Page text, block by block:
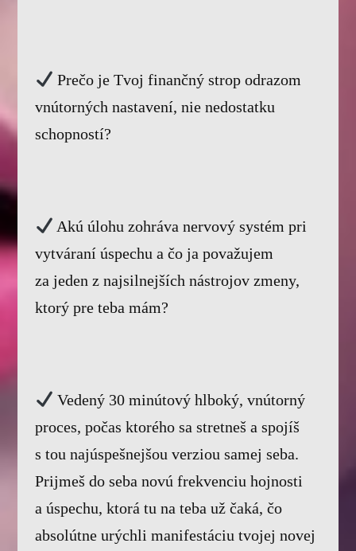
Prečo je Tvoj finančný strop odrazom
vnútorných nastavení, nie nedostatku
schopností?
Akú úlohu zohráva nervový systém pri
vytváraní úspechu a čo ja považujem
za jeden z najsilnejších nástrojov zmeny,
ktorý pre teba mám?
Vedený 30 minútový hlboký, vnútorný
proces, počas ktorého sa stretneš a spojíš
s tou najúspešnejšou verziou samej seba.
Prijmeš do seba novú frekvenciu hojnosti
a úspechu, ktorá tu na teba už čaká, čo
absolútne urýchli manifestáciu tvojej novej